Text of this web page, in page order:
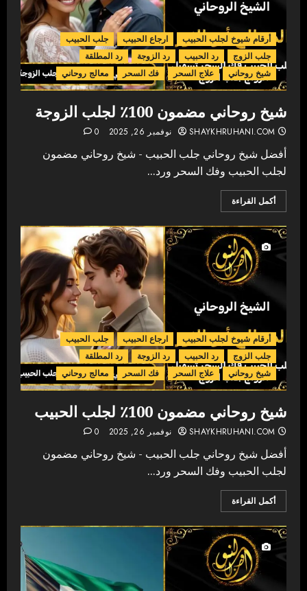
أرقام شيوخ لجلب الحبيب ارجاع الحبيب
جلب الحبيب
جلب الزوج
رد الحبيب رد الزوجة
رد المطلقة
شيخ روحاني
علاج السحر فك السحر معالج روحاني
شيخ روحاني مضمون 100٪ لجلب الزوجة
SHAYKHRUHANI.COM نوفمبر 26, 2025 0
أفضل شيخ روحاني جلب الحبيب - شيخ روحاني مضمون
لجلب الحبيب وفك السحر ورد...
أكمل القراءة
أرقام شيوخ لجلب الحبيب ارجاع الحبيب
جلب الحبيب
جلب الزوج
رد الحبيب رد الزوجة
رد المطلقة
شيخ روحاني
علاج السحر فك السحر معالج روحاني
شيخ روحاني مضمون 100٪ لجلب الحبيب
SHAYKHRUHANI.COM نوفمبر 26, 2025 0
أفضل شيخ روحاني جلب الحبيب - شيخ روحاني مضمون
لجلب الحبيب وفك السحر ورد...
أكمل القراءة